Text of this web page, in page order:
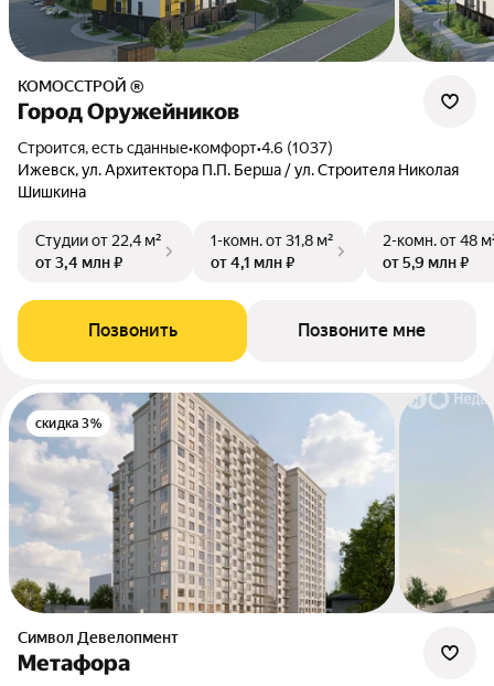
КОМОССТРОЙ ®
Город Оружейников
Строится, есть сданные•комфорт•4.6 (1037)
Ижевск, ул. Архитектора П.П. Берша / ул. Строителя Николая
Шишкина
Студииот 22,4 м²
от 3,4 млн ₽
1-комн.от 31,8 м²
от 4,1 млн ₽
2-комн.от 48
от 5,9 млн ₽
Позвонить Позвоните мне
скидка 3%
Символ Девелопмент
Метафора